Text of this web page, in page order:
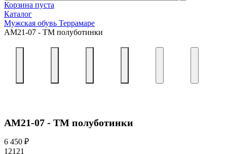
Корзина пуста
Каталог
Мужская обувь Террамаре
АМ21-07 - ТМ полуботинки
АМ21-07 - ТМ полуботинки
6 450 ₽
12121